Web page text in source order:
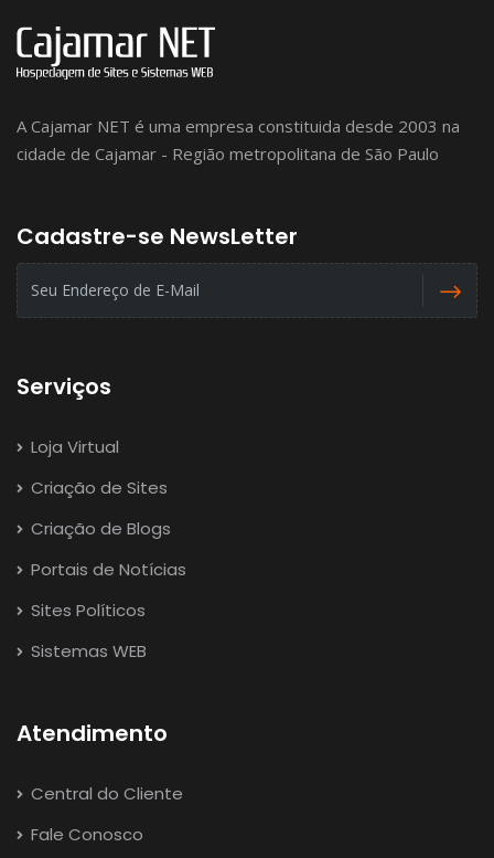
A Cajamar NET é uma empresa constituida desde 2003 na
cidade de Cajamar - Região metropolitana de São Paulo
Cadastre-se NewsLetter
Serviços
Loja Virtual
Criação de Sites
Criação de Blogs
Portais de Notícias
Sites Políticos
Sistemas WEB
Atendimento
Central do Cliente
Fale Conosco